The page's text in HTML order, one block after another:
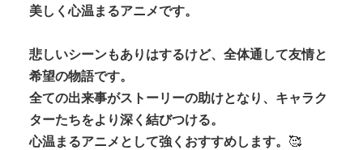
美しく心温まるアニメです。
悲しいシーンもありはするけど、全体通して友情と
希望の物語です。
全ての出来事がストーリーの助けとなり、キャラク
ターたちをより深く結びつける。
心温まるアニメとして強くおすすめします。 🥰